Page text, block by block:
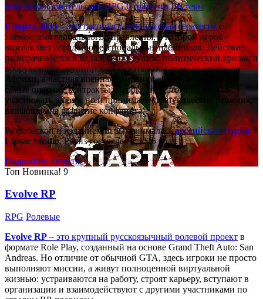
Многопользовательские RPG Стратегии Шутеры
Спарта 2035– это тактическаяпошаговая стратегияс
элементами глобального управления, в которой игрок
возглавляет отряд профессиональных наёмников. Действие
разворачивается в недалёком будущем: политический кризис и
вооружённые группировки охватывают один из регионов
Африки, а частная военная компания «Спарта» берётся за
самые опасные контракты. Игроку предстоит не только
участвовать в боях, но и принимать стратегические решения,
влияющие на развитие конфликта.
Разработкой и изданием игры занималасьроссийская студия
Lipsar Studio. Релиз состоялся в 2025 году.
Подробнее Играть!
Топ Новинка! 9
Evolve RP
RPG Ролевые
Evolve RP – это крупный русскоязычный ролевой проект в
формате Role Play, созданный на основе Grand Theft Auto: San
Andreas. Но отличие от обычной GTA, здесь игроки не просто
выполняют миссии, а живут полноценной виртуальной
жизнью: устраиваются на работу, строят карьеру, вступают в
организации и взаимодействуют с другими участниками по